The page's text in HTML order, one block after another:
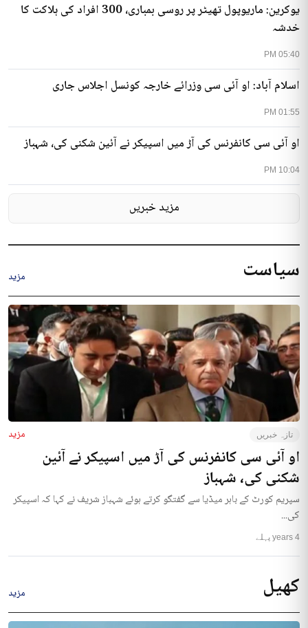
05:40 PM
یوکرین: ماریوپول تھیٹر پر روسی بمباری، 300 افراد کی ہلاکت کا
خدشہ
01:55 PM
اسلام آباد: او آئی سی وزرائے خارجہ کونسل اجلاس جاری
10:04 PM
او آئی سی کانفرنس کی آڑ میں اسپیکر نے آئین شکنی کی، شہباز
مزید خبریں
سیاست مزید
تازہ خبریں مزید
او آئی سی کانفرنس کی آڑ میں اسپیکر نے آئین
شکنی کی، شہباز
سپریم کورٹ کے باہر میڈیا سے گفتگو کرتے ہوئے شہباز شریف نے کہا کہ اسپیکر
کی...
4 years پہلے
کھیل مزید